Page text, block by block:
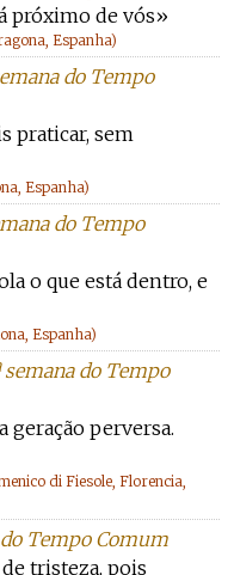
próximo de vós»
Espanha)
do Tempo
praticar, sem
Espanha)
do Tempo
o que está dentro, e
Espanha)
semana do Tempo
geração perversa.
di Fiesole, Florencia,
Tempo Comum
tristeza, pois